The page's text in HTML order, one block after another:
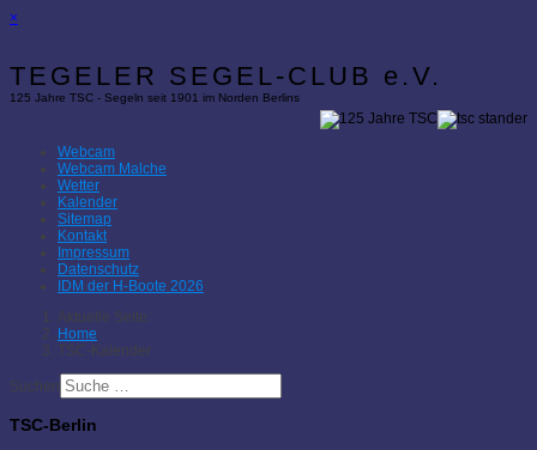
×
TEGELER SEGEL-CLUB e.V.
125 Jahre TSC - Segeln seit 1901 im Norden Berlins
Webcam
Webcam Malche
Wetter
Kalender
Sitemap
Kontakt
Impressum
Datenschutz
IDM der H-Boote 2026
Aktuelle Seite:
Home
TSC-Kalender
Suchen
TSC-Berlin